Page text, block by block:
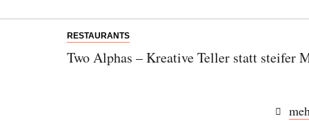
RESTAURANTS
Two Alphas – Kreative Teller statt steifer